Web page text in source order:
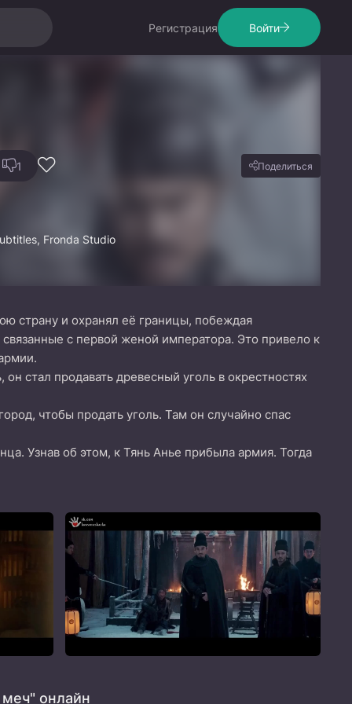
Регистрация Войти
1 Поделиться
Fronda Studio
страну и охранял её границы, побеждая
с первой женой императора. Это привело к
стал продавать древесный уголь в окрестностях
чтобы продать уголь. Там он случайно спас
Узнав об этом, к Тянь Анье прибыла армия. Тогда
онлайн